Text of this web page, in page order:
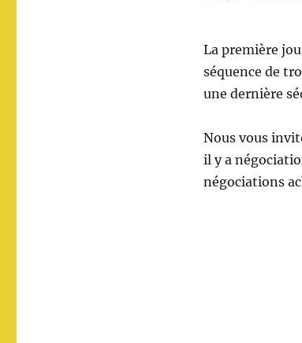
La première
séquence de
une dernière
Nous vous
il y a
négociations